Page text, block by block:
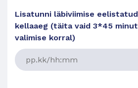
Lisatunni läbiviimise
kellaaeg (täita vaid 3*45
valimise korral)